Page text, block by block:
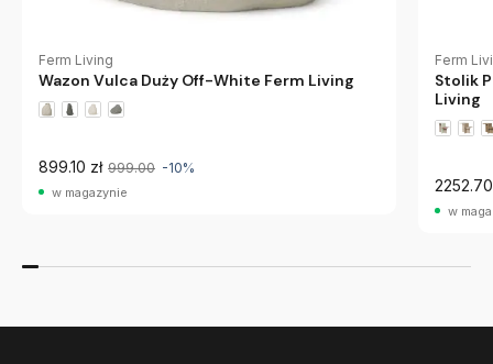
Ferm Living
Wazon Vulca Duży Off-White Ferm Living
899.10 zł 999.00 -10%
w magazynie
Ferm
Stolik
Living
2252.70
w